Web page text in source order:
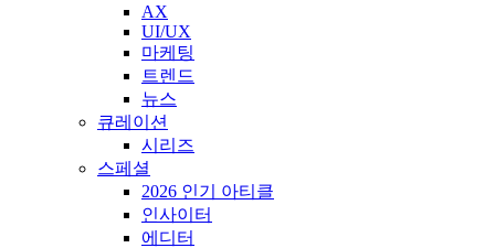
AX
UI/UX
마케팅
트렌드
뉴스
큐레이션
시리즈
스페셜
2026 인기 아티클
인사이터
에디터